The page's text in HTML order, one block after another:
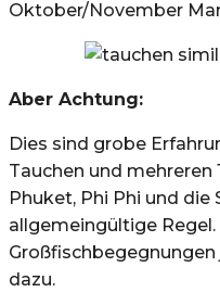
Oktober/November
Aber Achtung:
Dies sind grobe
Tauchen und
Phuket, Phi Phi und
allgemeingültige
dazu.